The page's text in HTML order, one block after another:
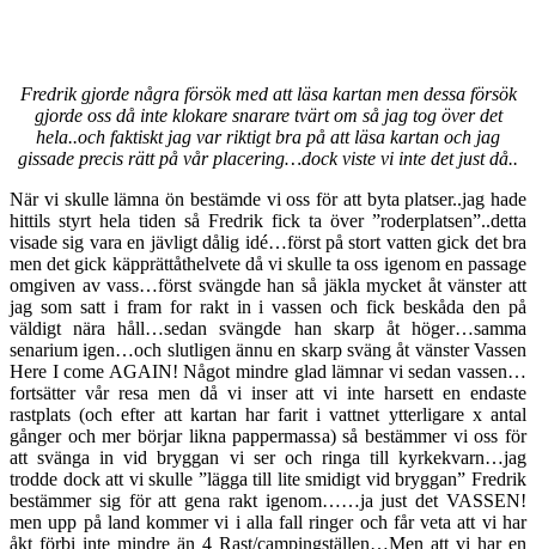
Fredrik gjorde några försök med att läsa kartan men dessa försök
gjorde oss då inte klokare snarare tvärt om så jag tog över det
hela..och faktiskt jag var riktigt bra på att läsa kartan och jag
gissade precis rätt på vår placering…dock viste vi inte det just då..
När vi skulle lämna ön bestämde vi oss för att byta platser..jag hade
hittils styrt hela tiden så Fredrik fick ta över ”roderplatsen”..detta
visade sig vara en jävligt dålig idé…först på stort vatten gick det bra
men det gick käpprättåthelvete då vi skulle ta oss igenom en passage
omgiven av vass…först svängde han så jäkla mycket åt vänster att
jag som satt i fram for rakt in i vassen och fick beskåda den på
väldigt nära håll…sedan svängde han skarp åt höger…samma
senarium igen…och slutligen ännu en skarp sväng åt vänster Vassen
Here I come AGAIN! Något mindre glad lämnar vi sedan vassen…
fortsätter vår resa men då vi inser att vi inte harsett en endaste
rastplats (och efter att kartan har farit i vattnet ytterligare x antal
gånger och mer börjar likna pappermassa) så bestämmer vi oss för
att svänga in vid bryggan vi ser och ringa till kyrkekvarn…jag
trodde dock att vi skulle ”lägga till lite smidigt vid bryggan” Fredrik
bestämmer sig för att gena rakt igenom……ja just det VASSEN!
men upp på land kommer vi i alla fall ringer och får veta att vi har
åkt förbi inte mindre än 4 Rast/campingställen…Men att vi har en